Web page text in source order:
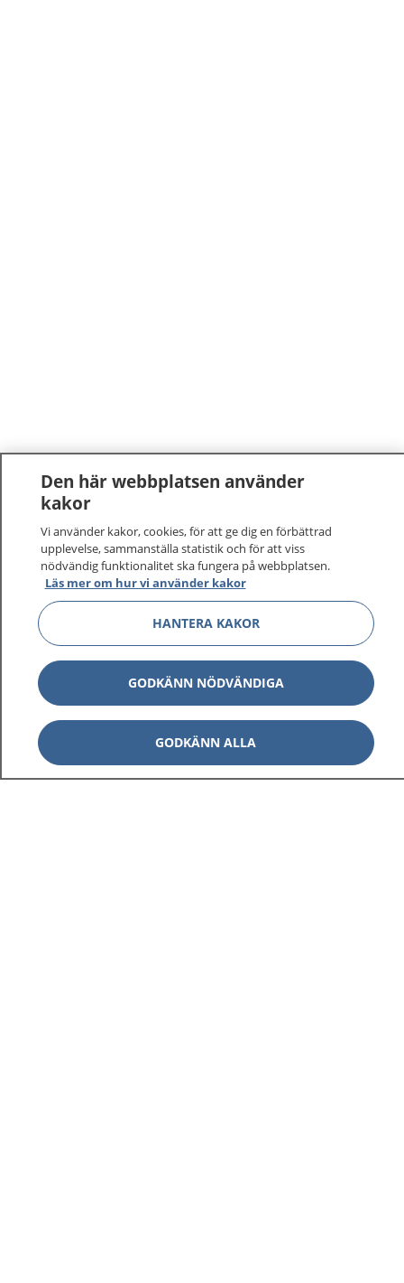
Den här webbplatsen använder
kakor
Vi använder kakor, cookies, för att ge dig en förbättrad
upplevelse, sammanställa statistik och för att viss
nödvändig funktionalitet ska fungera på webbplatsen.
Läs mer om hur vi använder kakor
HANTERA KAKOR
GODKÄNN NÖDVÄNDIGA
GODKÄNN ALLA